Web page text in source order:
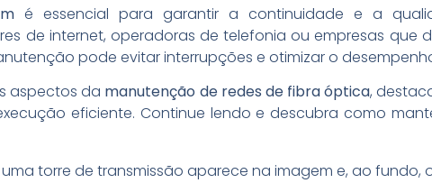
é essencial para garantir a continuidade e a
de internet, operadoras de telefonia ou empresas que
pode evitar interrupções e otimizar o
aspectos da manutenção de redes de fibra óptica,
eficiente. Continue lendo e descubra como